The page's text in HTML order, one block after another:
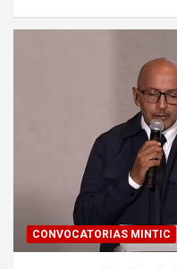
CONVOCATORIAS MINTIC